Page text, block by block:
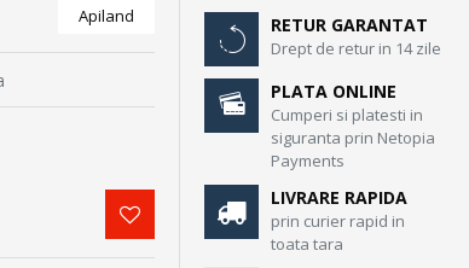
Apiland
RETUR GARANTAT
Drept de retur in 14 zile
PLATA ONLINE
Cumperi si platesti in
siguranta prin Netopia
Payments
LIVRARE RAPIDA
prin curier rapid in
toata tara